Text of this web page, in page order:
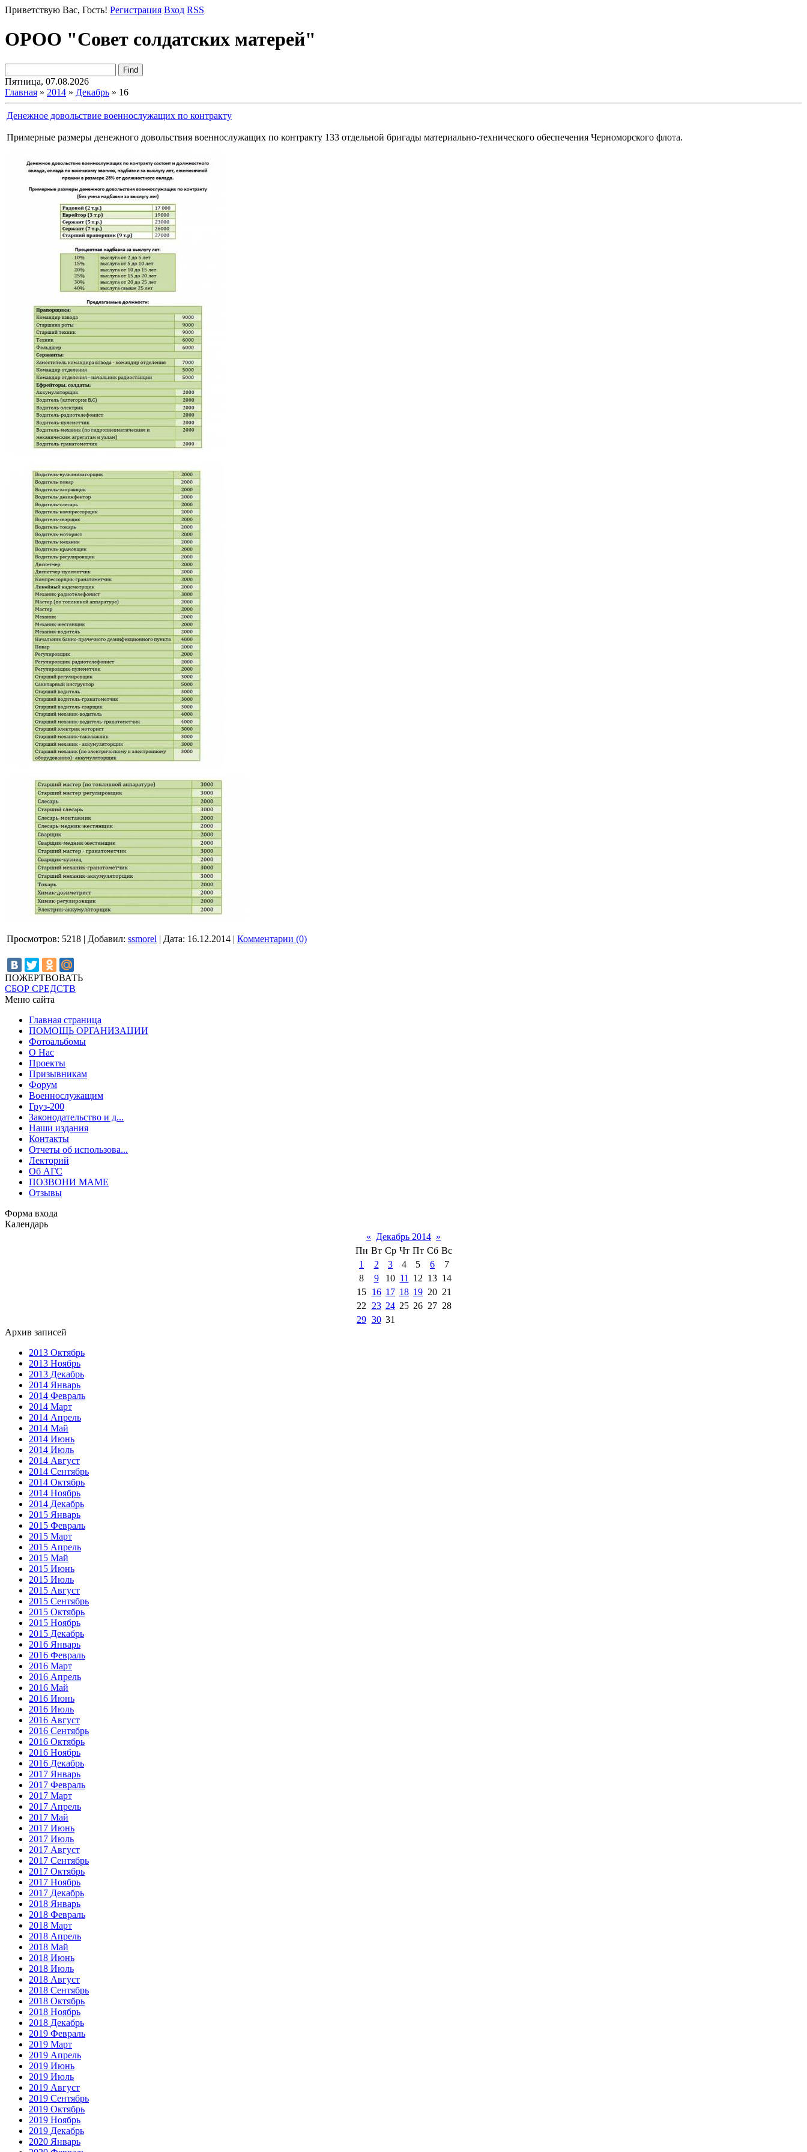
Приветствую Вас, Гость! Регистрация Вход RSS
ОРОО "Совет солдатских матерей"
Пятница, 07.08.2026
Главная » 2014 » Декабрь » 16
Денежное довольствие военнослужащих по контракту
Примерные размеры денежного довольствия военнослужащих по контракту 133 отдельной бригады материально-технического обеспечения Черноморского флота.
Просмотров: 5218 | Добавил: ssmorel | Дата: 16.12.2014 | Комментарии (0)
ПОЖЕРТВОВАТЬ
СБОР СРЕДСТВ
Меню сайта
Главная страница
ПОМОЩЬ ОРГАНИЗАЦИИ
Фотоальбомы
О Нас
Проекты
Призывникам
Форум
Военнослужащим
Груз-200
Законодательство и д...
Наши издания
Контакты
Отчеты об использова...
Лекторий
Об АГС
ПОЗВОНИ МАМЕ
Отзывы
Форма входа
Календарь
« Декабрь 2014 »
Пн Вт Ср Чт Пт Сб Вс
1
2 3 4 5 6
7
8
9 10 11 12 13 14
15 16 17 18 19 20 21
22
23 24 25 26 27 28
29 30 31
Архив записей
2013 Октябрь
2013 Ноябрь
2013 Декабрь
2014 Январь
2014 Февраль
2014 Март
2014 Апрель
2014 Май
2014 Июнь
2014 Июль
2014 Август
2014 Сентябрь
2014 Октябрь
2014 Ноябрь
2014 Декабрь
2015 Январь
2015 Февраль
2015 Март
2015 Апрель
2015 Май
2015 Июнь
2015 Июль
2015 Август
2015 Сентябрь
2015 Октябрь
2015 Ноябрь
2015 Декабрь
2016 Январь
2016 Февраль
2016 Март
2016 Апрель
2016 Май
2016 Июнь
2016 Июль
2016 Август
2016 Сентябрь
2016 Октябрь
2016 Ноябрь
2016 Декабрь
2017 Январь
2017 Февраль
2017 Март
2017 Апрель
2017 Май
2017 Июнь
2017 Июль
2017 Август
2017 Сентябрь
2017 Октябрь
2017 Ноябрь
2017 Декабрь
2018 Январь
2018 Февраль
2018 Март
2018 Апрель
2018 Май
2018 Июнь
2018 Июль
2018 Август
2018 Сентябрь
2018 Октябрь
2018 Ноябрь
2018 Декабрь
2019 Февраль
2019 Март
2019 Апрель
2019 Июнь
2019 Июль
2019 Август
2019 Сентябрь
2019 Октябрь
2019 Ноябрь
2019 Декабрь
2020 Январь